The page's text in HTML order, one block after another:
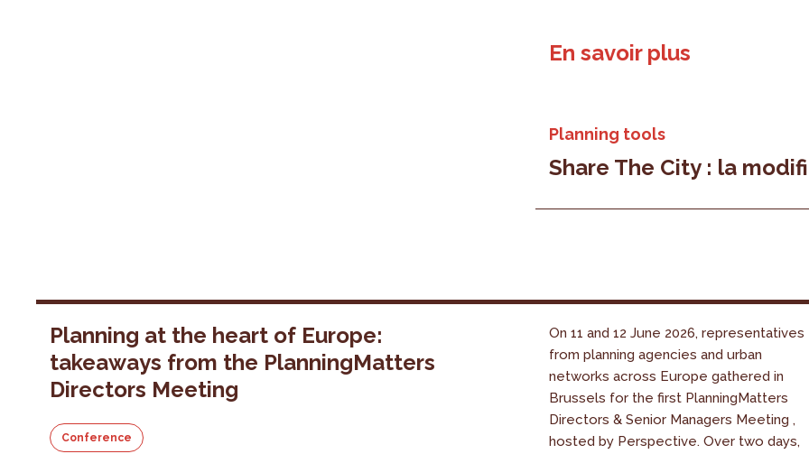
En savoir plus
Planning tools
Share The City : la
Planning at the heart of Europe:
takeaways from the PlanningMatters
Directors Meeting
Conference
On 11 and 12 June 2026, representatives
from planning agencies and urban
networks across Europe gathered in
Brussels for the first PlanningMatters
Directors & Senior Managers Meeting ,
hosted by Perspective. Over two days,